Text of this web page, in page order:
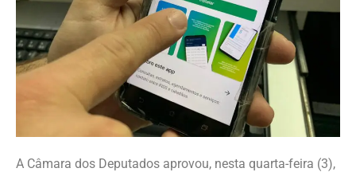
A Câmara dos Deputados aprovou, nesta quarta-feira (3),